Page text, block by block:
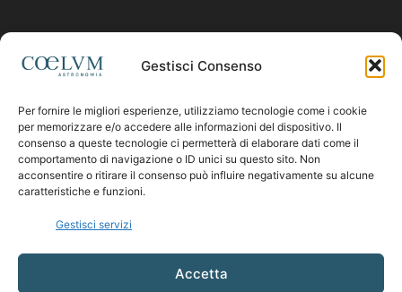
Gestisci Consenso
Per fornire le migliori esperienze, utilizziamo tecnologie come i cookie
per memorizzare e/o accedere alle informazioni del dispositivo. Il
consenso a queste tecnologie ci permetterà di elaborare dati come il
comportamento di navigazione o ID unici su questo sito. Non
acconsentire o ritirare il consenso può influire negativamente su alcune
caratteristiche e funzioni.
Gestisci servizi
Accetta